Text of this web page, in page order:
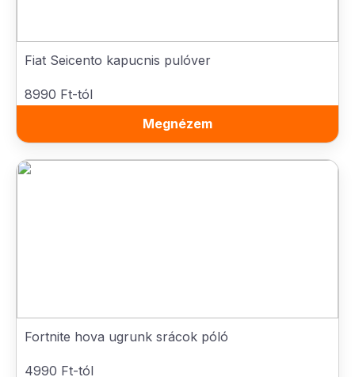
Fiat Seicento kapucnis pulóver
8990 Ft-tól
Megnézem
Fortnite hova ugrunk srácok póló
4990 Ft-tól